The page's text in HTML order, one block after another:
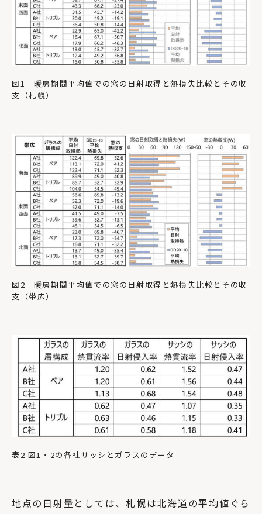
図1 暖房期間平均値での窓の日射取得と熱損失比較とその収
支（札幌）
図2 暖房期間平均値での窓の日射取得と熱損失比較とその収
支（帯広）
表2 図1・2の各社サッシとガラスのデータ
地点の日射量としては、札幌は北海道の平均値ぐら